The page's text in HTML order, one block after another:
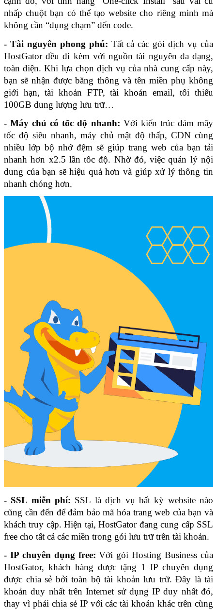
nhấp chuột bạn có thể tạo website cho riêng mình mà
không cần “đụng chạm” đến code.
- Tài nguyên phong phú: Tất cả các gói dịch vụ của
HostGator đều đi kèm với nguồn tài nguyên đa dạng,
toàn diện. Khi lựa chọn dịch vụ của nhà cung cấp này,
bạn sẽ nhận được băng thông và tên miền phụ không
giới hạn, tài khoản FTP, tài khoản email, tối thiểu
100GB dung lượng lưu trữ…
- Máy chủ có tốc độ nhanh: Với kiến trúc đám mây
tốc độ siêu nhanh, máy chủ mật độ thấp, CDN cùng
nhiều lớp bộ nhớ đệm sẽ giúp trang web của bạn tải
nhanh hơn x2.5 lần tốc độ. Nhờ đó, việc quản lý nội
dung của bạn sẽ hiệu quả hơn và giúp xử lý thông tin
nhanh chóng hơn.
- SSL miễn phí: SSL là dịch vụ bất kỳ website nào
cũng cần đến để đảm bảo mã hóa trang web của bạn và
khách truy cập. Hiện tại, HostGator đang cung cấp SSL
free cho tất cả các miền trong gói lưu trữ trên tài khoản.
- IP chuyên dụng free: Với gói Hosting Business của
HostGator, khách hàng được tặng 1 IP chuyên dụng
được chia sẻ bởi toàn bộ tài khoản lưu trữ. Đây là tài
khoản duy nhất trên Internet sử dụng IP duy nhất đó,
thay vì phải chia sẻ IP với các tài khoản khác trên cùng